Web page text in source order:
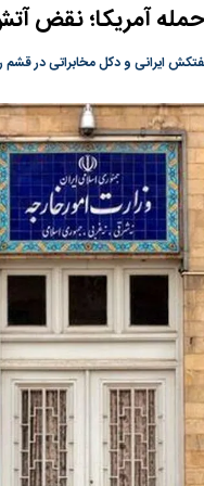
حمله آمریکا؛
ایرانی و دکل مخابراتی در
نفت «رهاشدگی» و فقدان
احساس می‌شود | فروشنده
می‌رود، باید توسط فروشنده
به بورس؛ شاخص کل و
قله تاریخی